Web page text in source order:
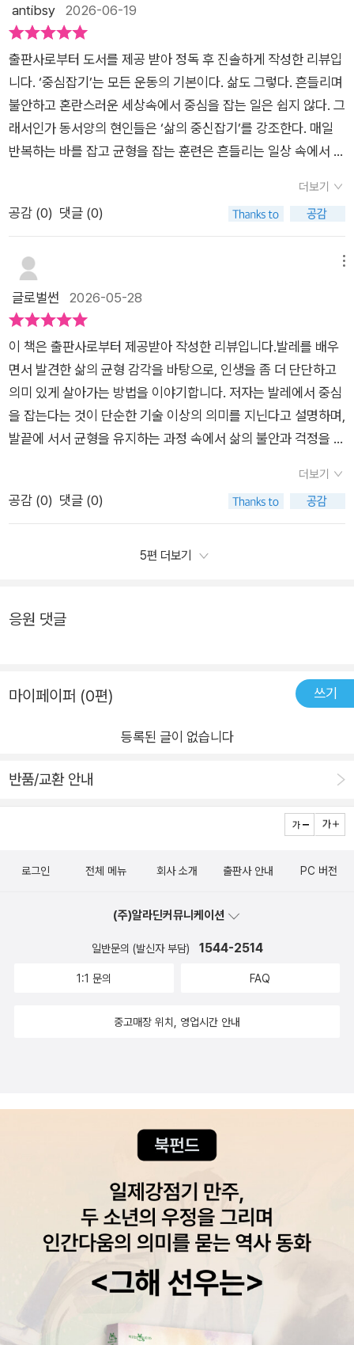
원받고, 마침내 나만의 중심을 찾아가는 우리 모두의 서사입니다.
발레를 전혀 모르는 사람이라도 무용수들이 허공으로 높이 뛰어
오르는 ‘점프’ 동작을 보면 감탄을 금치 못합니다. 하지만 발레에
서 높이 날아오르기 위해 가장 먼저 배워야 하는 것은 역설적이게
도 ‘바닥을 제대로 누르는 법’입니다. 저자 역시 처음에는 공중으
로 더 높이, 더 멋지게 날아오르고 싶다는 조급한 욕심에 사로잡
혔다고 고백합니다. 시선은 이미 허공을 향해 있고, 마음은 저 멀
등을 가리키던 선생님의 한마디는 비단 저자뿐만 아니라, 삶의 무
게에 짓눌려 허우적대던 수많은 이들의 정신을 번쩍 깨우게 만듭
니다.​“바닥을 그냥 누르는 것만으론 안 돼요. 될 거라는 믿음으로
눌러야 해요. 자신을 믿어야 합니다. 내가 나를 못 믿는데 누가 나
를 믿겠어요.”​우리는 이 이야기가 발레라는 춤의 영역을 넘어 우
리네 인생을 관통하는 거대한 진리임을 직감하게 됩니다. 바닥을
되고 말 뿐입니다. 바닥을 아는 자만이 성공이라는 어질어질한 높
이를 오롯이 감당해 낼 수 있는 법입니다. 우리의 삶도 때로는 차
갑고 딱딱한 바닥으로 우리를 내동댕이칩니다. 사업의 실패, 진로
에 대한 불신, 건강의 적신호, 혹은 소중한 존재를 떠나보낸 상실
감 등 인생의 바닥을 치고 있다고 느껴지는 순간들이 있습니다.
저자 역시 삶의 치열한 경쟁 속에서 욕심을 부리다 톱니바퀴가 어
긋나 바닥을 쳤고, 인생은 야속하게도 그 바닥 아래에 더 깊은 지
서, 저자는 내전근이 찢어질 듯한 고통을 견디며 바닥을 디뎠습니
리는 유약한 자아를 버리고 오직 발바닥에 닿는 감각에만 집중했
을 때, 뼈아픈 불신으로 가득했던 마음 위로 묘한 자신감이 차오
어느새 꼿꼿이 세워진 몸이 무너져 내리던 마음을 구원해 주는 기
적을 경험한 것입니다. 바닥은 도망쳐야 할 절망의 공간이 아닙니
서 있는지를 확인시켜 주는 가장 정직한 출발점입니다. 조금은 괴
로워해도 괜찮습니다. 그 바닥을 온전히 느끼고 내 편으로 삼을
문입니다.발레 연습실의 사방은 커다란 거울로 둘러싸여 있습니
다. 얼핏 보기엔 화려해 보이지만, 취미로 발레를 배우는 ‘발린
이’들에게 이 거울은 세상에서 가장 가혹하고 잔인한 공간이 되기
은 이상과 너무나 멀리 떨어져 있기 때문입니다. 구부정한 등, 통
단점과 불완전함이 거울을 통해 날것 그대로 폭로됩니다. 그래서
발레를 한다는 것은 ‘거울 속 엉망진창인 나 자신을 온전히 견뎌
흉내 내는 동안에는 결코 중심을 잡을 수 없습니다. 남들의 발만
안다고 착각하곤 합니다. 따라서 나의 부족함을 아는 것이야말로
진정한 앎의 시작이며, 창피함을 무릅쓰고 거울 앞에 서는 것이
성장의 첫걸음입니다. 인생도 마찬가지입니다. 우리는 살아가면
서 수많은 실수와 실패를 저지릅니다. 어떤 이들은 그 실수가 두
려워 아예 무대 위로 올라가기를 포기하거나, 자신의 잘못을 외면
한 채 숨어버리곤 합니다. 그러나 책은 우리에게 속삭입니다. ‘실
패하지 않는 것이 가장 큰 실패’라고 말입니다. 창피함을 무릅쓰
고 실패하고, 일단 엉망진창이 되더라도 한 걸음을 내딛어야만 우
리는 비로소 낙담의 골짜기를 지나 ‘성장’이라는 좁은 문을 발견
할 수 있습니다. 발레의 심화 과정에 도달한 무용수들이 결국 다
때도 인생엔 꽤 있지만 발레라는 잔인하고도 절대적 아름다움 앞
과 마음을 돌아보고 점검하는 일종의 명상이자 수행이다._ 나
이듦과 경험치가 긍정적으로 작용하는 것이 이런 것인 것 같다.
어쩌다 접하게 된 것들 속에서도 인생을 사는 법, 나를 정비하는
법을 흐름처럼 깨닫게 되는 점 말이다. 발레를 배우는 과정 속에
서 코어를 쌓아가고 몸을 살피고, 마음을 갈고 닦는 과정은 나의
그것과 다르지 않았다, 아니 모두의 과정과도 비슷했을 것이다.
보기만 해도 어려워 보이고 힘들어 보이는 발레 동작을 보면서 함
용하면서 움직여야 해요. 통으로 움직이면 힘만 들어가는 거죠.”
이 문장에서는 또 얼마나 찔렸던지... 어렵다... 그러다 체념한 후
에 온 깨달음의 순간까지.... 참 공감되었다-. 이 책을 읽으며 몸
과 마음, 정신은 각각이 아니고, 함께 시간을 누적할 수 있는 것을
하나 정도는 반려로 삼아야 한다는 것을 다시금 확인할 수 있었
다. 이 책을 읽으니 더 엄두가 나지 않지만 지인의 발레유혹에 미
친 척하고 넘어가고 싶어졌다. _'자아를 버려요. 나를 버리세요.
중심만 세우고 음악에 나를 맡기세요.“_p68 _이들의 피, 땀 그
리고 눈물은 하나의 목표를 향한다. 단단한 중심과 안정된 밸런스
한 조명이 없는 곳에서 스스로를 단련하는 것이다._p109 _그
래, 모든 건 자유를 위한 것이다. 자유를 위해 날아오르는 것, 그
렇게 하기 위해 반드시 필요한 건 풀업이다. 호흡의 중요함을 힘
을 빼고 버리는 걸 연습하면서 깨닫는다. 이게 바로 발레 해방일
antibsy 2026-06-19
출판사로부터 도서를 제공 받아 정독 후 진솔하게 작성한 리뷰입
니다. ‘중심잡기’는 모든 운동의 기본이다. 삶도 그렇다. 흔들리며
불안하고 혼란스러운 세상속에서 중심을 잡는 일은 쉽지 않다. 그
래서인가 동서양의 현인들은 ‘삶의 중신잡기’를 강조한다. 매일
반복하는 바를 잡고 균형을 잡는 훈련은 흔들리는 일상 속에서 넘
매일매일 바닥과 마주하며 그것을 인정하고 받아 들이는 과정은
삶의 연장이 된다. 중심을 잡기 위해 몸을 뒤틀며 안간힘을 쓰며
버티고 그렇게 찾은 중심 위에 동작 하나 하나를 만들어 나가는
모습과 ‘낙담의 골짜기에도 꽃은 핀다’는 저자의 말은 오래도록
기억에 남는다 바닥을 인정하는 것, 바닥을 사용하는 것, 바닥을
느끼는 것. 바닥을 잘 활용하는 무용수의 턴과 점프는 안정적이고
말한다. ‘쉽다면 뭔가 잘 못 하고 있는 거에요.’ 인생이 마냥 쉽다
면 그것 역시 뭔가 잘못하고 있는 것이다. 그 만큼 바닥이 중요하
다. 스스로의 바닥을 느끼고 중심을 잡고 있는 한 오롯이 나는 나
로 있을 수 있게 된다. 발레에서 모든도약과 회전은 바닥을 온전
히 딛고 서는 것에서 시작되는 것처럼 삶도 바닥을 경험하고 느끼
고 인정하는 순간 도약의 기회가 제공 된다. 바닥이란 추락해서
끝나는 절망의 장소가 아니라, 언제든 다시 시작할 수 있게 받쳐
라는 무대에 비록 홀로 서 있지만 그것을 즐기며 내것으로 만들어
오른다. 인생도 발레도’. 때문에 오늘도 우린 여전히 ‘멈추지 마세
더보기
공감 (0) 댓글 (0)
글로벌썬 2026-05-28
이 책은 출판사로부터 제공받아 작성한 리뷰입니다.발레를 배우
면서 발견한 삶의 균형 감각을 바탕으로, 인생을 좀 더 단단하고
의미 있게 살아가는 방법을 이야기합니다. 저자는 발레에서 중심
을 잡는다는 것이 단순한 기술 이상의 의미를 지닌다고 설명하며,
발끝에 서서 균형을 유지하는 과정 속에서 삶의 불안과 걱정을 내
발레라는 예술이 주는 희망과 인내, 그리고 자기성찰의 메시지가
따뜻하게 전달됩니다. 발레리나의 힘들고도 아름다운 여정을 통
에 깊이 공감하게 됩니다.문학적 감성과 더불어, 일상 속에서 실
은 마음을 편안하게 하고, 삶의 의미를 다시금 새롭게 발견하도록
받고, 다가올 내일을 향한 작은 용기를 얻기에 충분한 읽을거리라
더보기
공감 (0) 댓글 (0)
5편 더보기
응원 댓글
마이페이퍼 (0편) 쓰기
등록된 글이 없습니다
반품/교환 안내
로그인 전체 메뉴 회사 소개 출판사 안내 PC 버전
(주)알라딘커뮤니케이션
일반문의 (발신자 부담) 1544-2514
1:1 문의 FAQ
중고매장 위치, 영업시간 안내